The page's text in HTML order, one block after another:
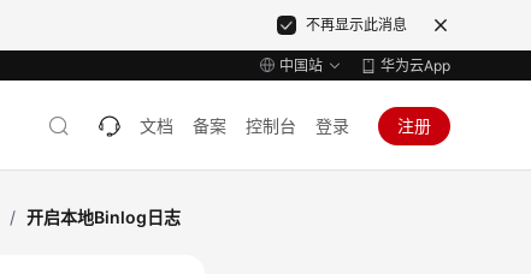
不再显示此消息
中国站 华为云App
文档 备案 控制台 登录 注册
/ 开启本地Binlog日志